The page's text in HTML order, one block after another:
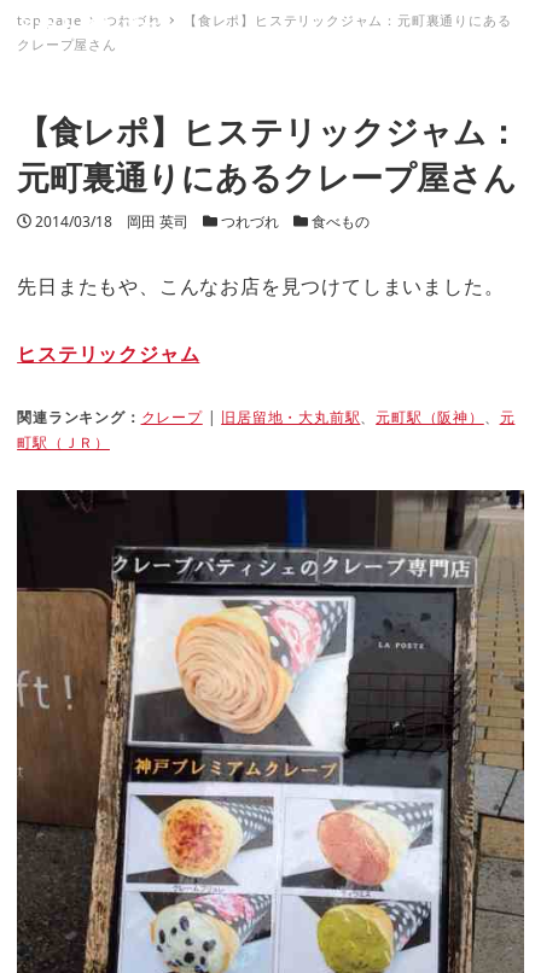
ミナトノキズナ
top page つれづれ
【食レポ】ヒステリックジャム：元町裏通りにある
クレープ屋さん
【食レポ】ヒステリックジャム：
元町裏通りにあるクレープ屋さん
投稿日
2014/03/18 著者
岡田 英司 カテゴリー
つれづれ カテゴリー
食べもの
先日またもや、こんなお店を見つけてしまいました。
ヒステリックジャム
関連ランキング： クレープ| 旧居留地・大丸前駅、元町駅（阪神） 、 元
町駅（ＪＲ）